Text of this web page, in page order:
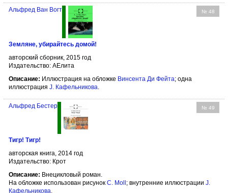
№ 48
Альфред Ван Вогт
Земляне, убирайтесь домой!
авторский сборник, 2015 год
Издательство: АЕлита
Описание: Иллюстрация на обложке Винсента Ди Фейта; одна
иллюстрация J. Кафельникова
№ 49
Альфред Бестер
Тигр! Тигр!
авторская книга, 2014 год
Издательство: Крот
Описание: Внецикловый роман.
На обложке использован рисунок C. Moll; внутренние иллюстрации J.
Кафельникова.